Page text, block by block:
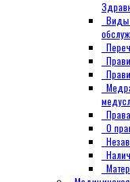
Виды
О